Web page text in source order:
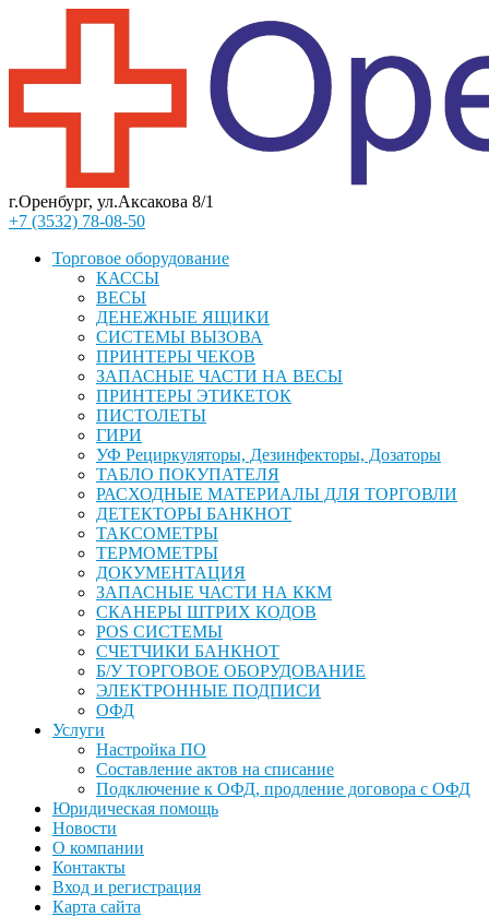
г.Оренбург, ул.Аксакова 8/1
+7 (3532) 78-08-50
Торговое оборудование
КАССЫ
ВЕСЫ
ДЕНЕЖНЫЕ ЯЩИКИ
СИСТЕМЫ ВЫЗОВА
ПРИНТЕРЫ ЧЕКОВ
ЗАПАСНЫЕ ЧАСТИ НА ВЕСЫ
ПРИНТЕРЫ ЭТИКЕТОК
ПИСТОЛЕТЫ
ГИРИ
УФ Рециркуляторы, Дезинфекторы, Дозаторы
ТАБЛО ПОКУПАТЕЛЯ
РАСХОДНЫЕ МАТЕРИАЛЫ ДЛЯ ТОРГОВЛИ
ДЕТЕКТОРЫ БАНКНОТ
ТАКСОМЕТРЫ
ТЕРМОМЕТРЫ
ДОКУМЕНТАЦИЯ
ЗАПАСНЫЕ ЧАСТИ НА ККМ
СКАНЕРЫ ШТРИХ КОДОВ
POS СИСТЕМЫ
СЧЕТЧИКИ БАНКНОТ
Б/У ТОРГОВОЕ ОБОРУДОВАНИЕ
ЭЛЕКТРОННЫЕ ПОДПИСИ
ОФД
Услуги
Настройка ПО
Составление актов на списание
Подключение к ОФД, продление договора с ОФД
Юридическая помощь
Новости
О компании
Контакты
Вход и регистрация
Карта сайта